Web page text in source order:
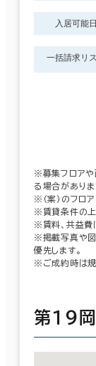
入居可能日
一括請求リ
※募集フロアや
る場合がありま
※（案）のフロ
※賃貸条件の上
※賃料、共益費
※掲載写真や図
優先します。
※ご成約時は規
第１９